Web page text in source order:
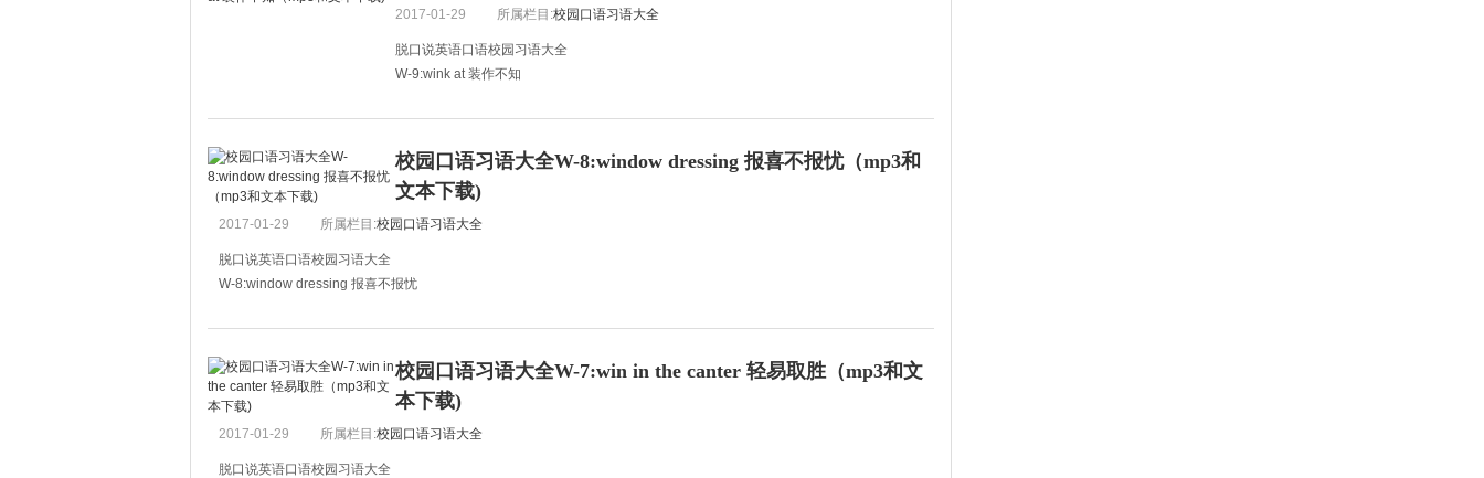
B:你也可
2017-01-29 所属栏目:校园口语习语大全
脱口说英语口语校园习语大全
W-9:wink at 装作不知
A:玛丽和鲍勃恋爱了。
B:Really?
B：真的吗？
校园口语习语大全W-8:window dressing 报喜不报忧（mp3和
文本下载)
2017-01-29 所属栏目:校园口语习语大全
脱口说英语口语校园习语大全
W-8:window dressing 报喜不报忧
A:妈妈，我在数学竞赛中得了第一名。
B:That's just window dressing. I校园口语习语大全W-7:win in the canter 轻易取胜（mp3和文
本下载)
2017-01-29 所属栏目:校园口语习语大全
脱口说英语口语校园习语大全